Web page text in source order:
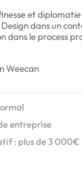
et
dans un
dans le process
Weecan
entreprise
: plus de 3 000€